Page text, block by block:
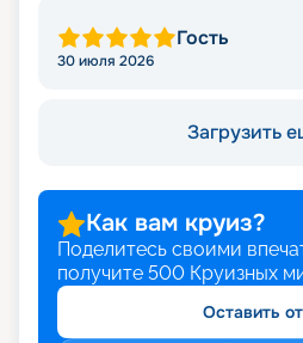
Гость
30 июля 2026
Загрузить
Как вам круиз?
Поделитесь своими
получите 500 Круизных
Оставить